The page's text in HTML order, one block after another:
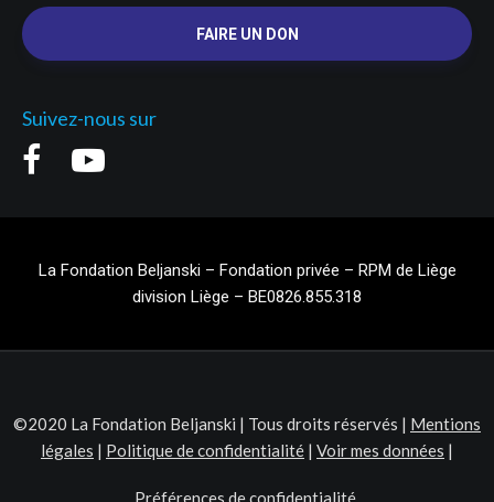
FAIRE UN DON
Suivez-nous sur
La Fondation Beljanski – Fondation privée – RPM de Liège
division Liège – BE0826.855.318
©2020 La Fondation Beljanski | Tous droits réservés | Mentions
légales | Politique de confidentialité | Voir mes données |
Préférences de confidentialité